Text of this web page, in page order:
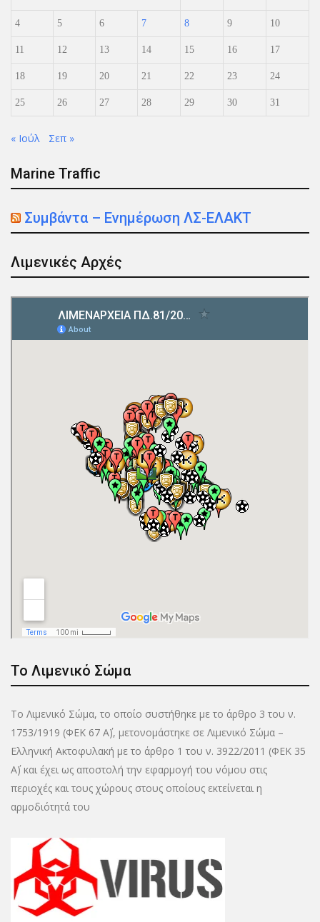
4 5 6 7 8 9 10
11 12 13 14 15 16 17
18 19 20 21 22 23 24
25 26 27 28 29 30 31
« Ιούλ Σεπ »
Marine Traffic
Συμβάντα – Ενημέρωση ΛΣ-ΕΛΑΚΤ
Λιμενικές Αρχές
Το Λιμενικό Σώμα
Το Λιμενικό Σώμα, το οποίο συστήθηκε με το άρθρο 3 του ν.
1753/1919 (ΦΕΚ 67 Α΄), μετονομάστηκε σε Λιμενικό Σώμα –
Ελληνική Ακτοφυλακή με το άρθρο 1 του ν. 3922/2011 (ΦΕΚ 35
Α΄) και έχει ως αποστολή την εφαρμογή του νόμου στις
περιοχές και τους χώρους στους οποίους εκτείνεται η
αρμοδιότητά του